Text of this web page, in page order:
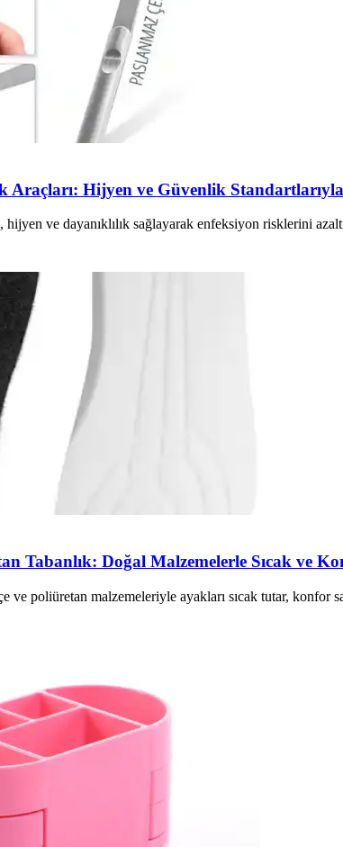
Araçları: Hijyen ve Güvenlik
hijyen ve dayanıklılık sağlayarak enfeksiyon risklerini
Tabanlık: Doğal Malzemelerle Sıcak ve
ve poliüretan malzemeleriyle ayakları sıcak tutar,